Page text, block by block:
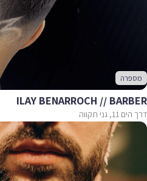
מספרה
ILAY BENARROCH // BARBER
דרך הים 11, גני תקווה